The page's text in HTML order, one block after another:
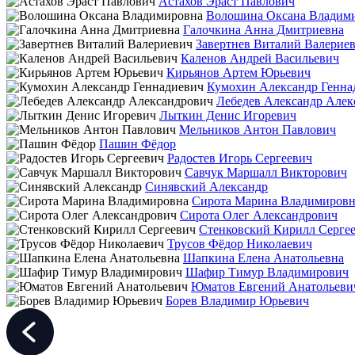
Волошина Оксана
Галочкина Анна Дмитриевна
Завертнев Виталий
Каленов Андрей Васильевич
Кирьянов Артем Юрьевич
Кумохин Александр
Лебедев Александр
Лыткин Денис Игоревич
Мельников Антон Павлович
Пашин Фёдор
Радостев Игорь Сергеевич
Савчук Маршалл Викторович
Синявский Александр
Сирота Марина
Сирота Олег Александрович
Стенковский Кирилл
Трусов Фёдор Николаевич
Шапкина Елена Анатольевна
Шафир Тимур Владимирович
Юматов Евгений
Борев Владимир Юрьевич